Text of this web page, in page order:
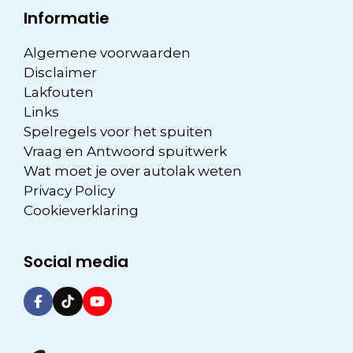
Informatie
Algemene voorwaarden
Disclaimer
Lakfouten
Links
Spelregels voor het spuiten
Vraag en Antwoord spuitwerk
Wat moet je over autolak weten
Privacy Policy
Cookieverklaring
Social media